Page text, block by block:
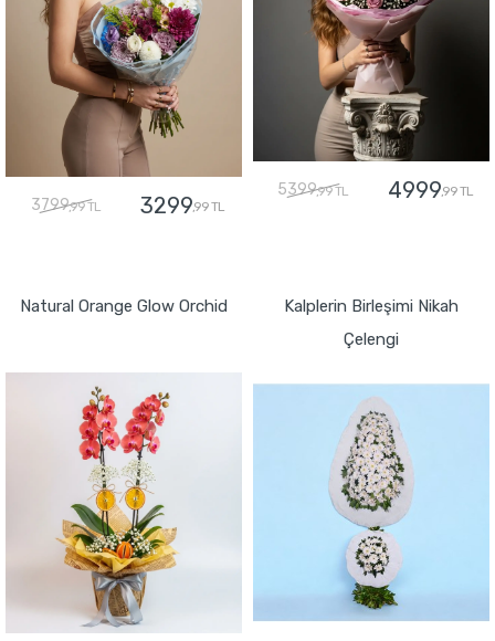
3799,99 TL 3299,99 TL
5399,99 TL 4999,99 TL
Natural Orange Glow Orchid
Kalplerin Birleşimi Nikah
Çelengi